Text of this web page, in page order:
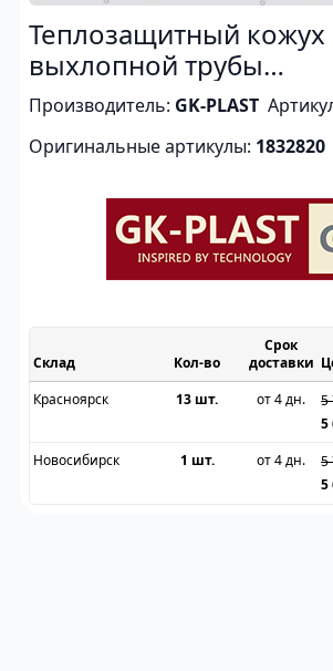
Теплозащитный кожух
выхлопной трубы
(металлический под
Производитель: GK-PLAST
Оригинальные артикулы: 1832820
Склад
Срок
доставки
Красноярск
13 шт. от 4 дн. 5
5
Новосибирск
1 шт. от 4 дн. 5
5